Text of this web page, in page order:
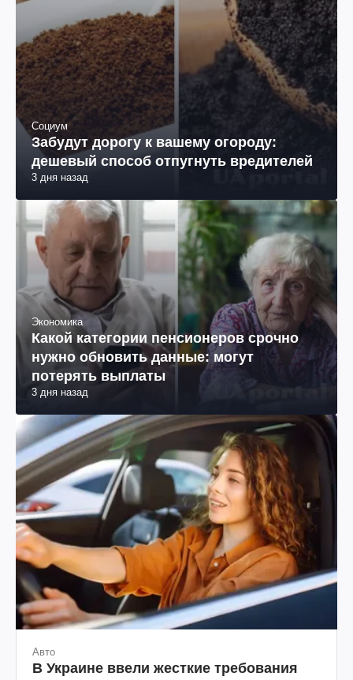
Социум
Забудут дорогу к вашему огороду:
дешевый способ отпугнуть вредителей
3 дня назад
Экономика
Какой категории пенсионеров срочно
нужно обновить данные: могут
потерять выплаты
3 дня назад
Авто
В Украине ввели жесткие требования